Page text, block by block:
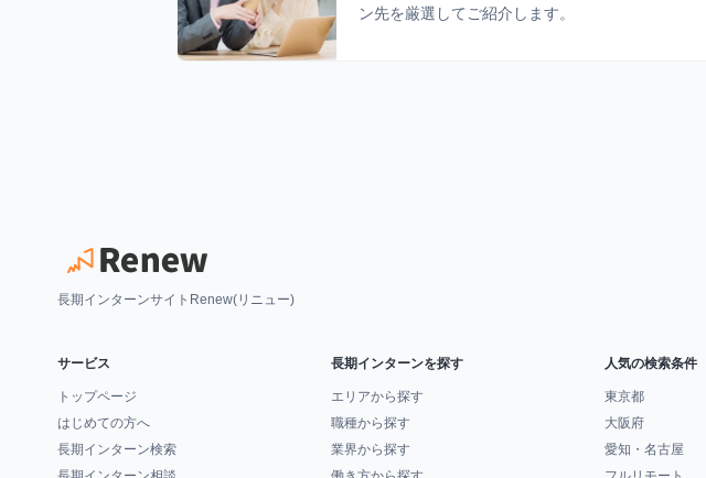
ン先を厳選してご紹介します。
長期インターンサイトRenew(リニュー)
サービス
トップページ
はじめての方へ
長期インターン検索
長期インターンを探す
エリアから探す
職種から探す
業界から探す
人気の検索条件
東京都
大阪府
愛知・名古屋